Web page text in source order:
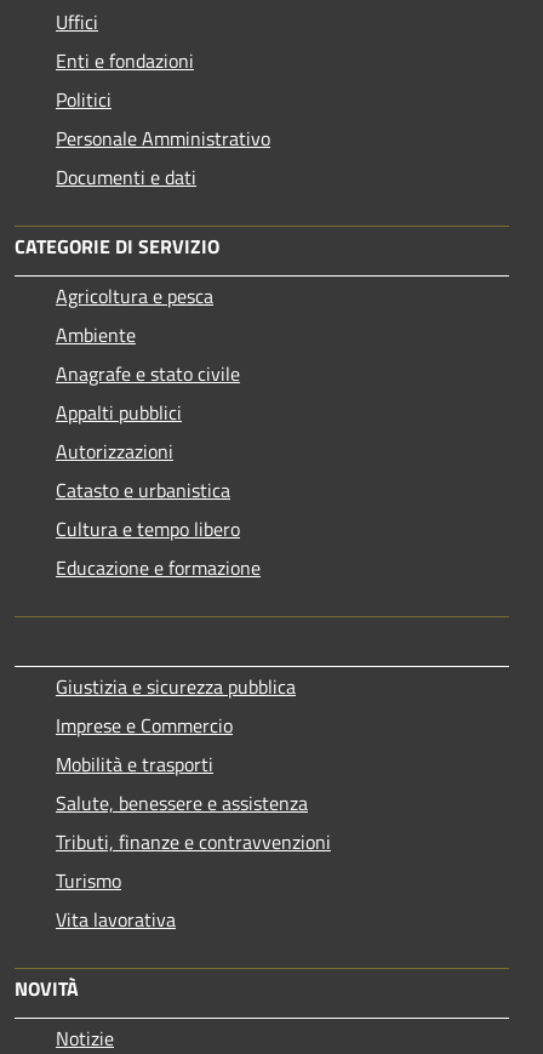
Uffici
Enti e fondazioni
Politici
Personale Amministrativo
Documenti e dati
CATEGORIE DI SERVIZIO
Agricoltura e pesca
Ambiente
Anagrafe e stato civile
Appalti pubblici
Autorizzazioni
Catasto e urbanistica
Cultura e tempo libero
Educazione e formazione
Giustizia e sicurezza pubblica
Imprese e Commercio
Mobilità e trasporti
Salute, benessere e assistenza
Tributi, finanze e contravvenzioni
Turismo
Vita lavorativa
NOVITÀ
Notizie